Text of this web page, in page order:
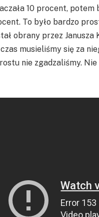
10 procent,
To było bardzo
obrany przez
musieliśmy się za
nie zgadzaliśmy.